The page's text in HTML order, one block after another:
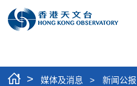
> 媒体及消息 > 新闻公报